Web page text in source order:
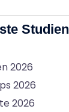
Studien
2026
2026
2026